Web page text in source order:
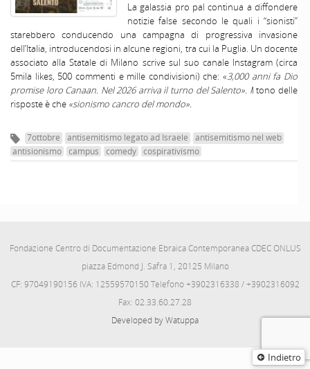
Indietro
La galassia pro pal continua a diffondere
notizie false secondo le quali i “sionisti”
starebbero conducendo una campagna di progressiva invasione
dell’Italia, introducendosi in alcune regioni, tra cui la Puglia. Un docente
associato alla Statale di Milano scrive sul suo canale Instagram (circa
5mila likes, 500 commenti e mille condivisioni) che: «3,000 anni fa Dio
promise loro Canaan. Nel 2026 arriva il turno del Salento». Il tono delle
risposte è che «sionismo cancro del mondo».
7ottobre antisemitismo legato ad Israele
antisemitismo nel web
antisionismo
campus comedy cospirativismo
Fondazione Centro di Documentazione Ebraica Contemporanea CDEC ONLUS
piazza Edmond J. Safra 1, 20125 Milano
CF: 97049190156 IVA: 12559570150 Telefono +3902316338 / +3902316092
Fax: 02.33.60.27.28
Developed by Watuppa